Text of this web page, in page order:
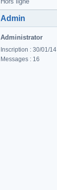
Admin
Administrator
Inscription : 30/01/14
Messages : 16